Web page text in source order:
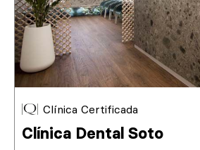
Clínica Certificada
Clínica Dental Soto